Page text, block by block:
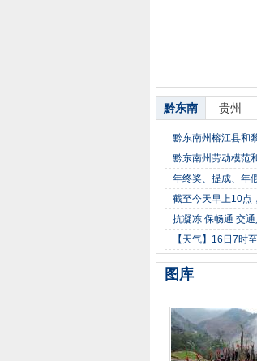
黔东南 贵州
黔东南州榕江县和
黔东南州劳动模范
年终奖、提成、年
截至今天早上10点
抗凝冻 保畅通 交
【天气】16日7时
图库